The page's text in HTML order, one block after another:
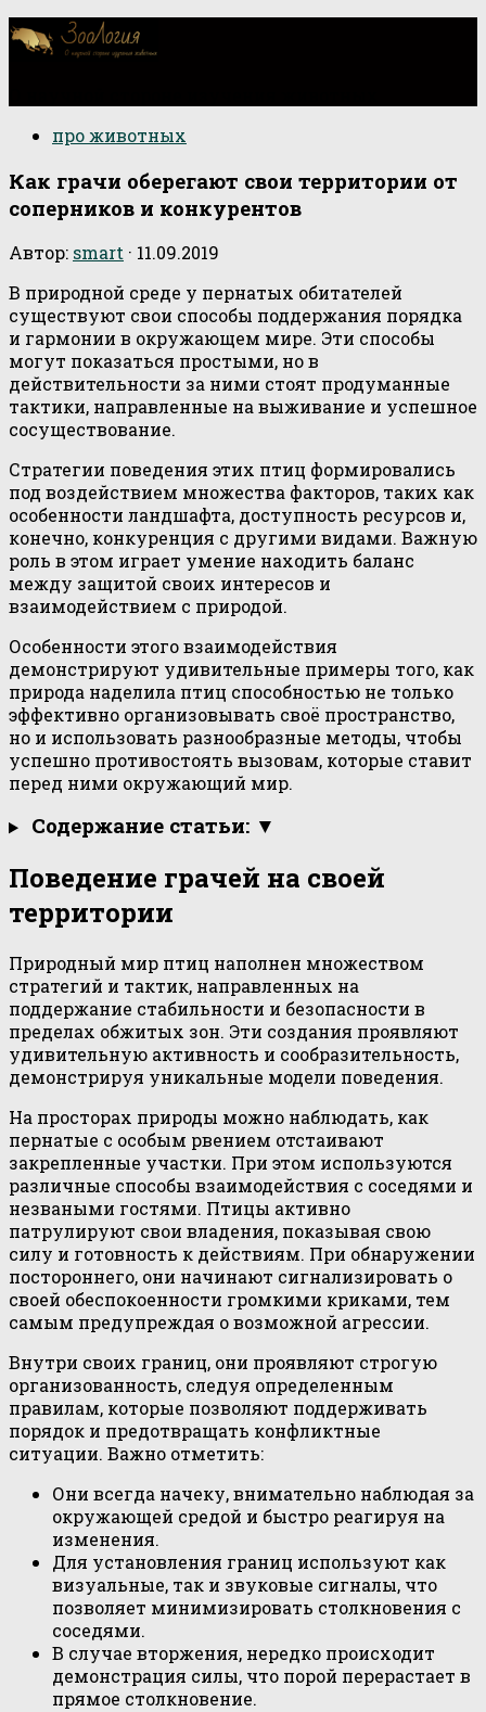
про животных
Как грачи оберегают свои территории от
соперников и конкурентов
Автор: smart · 11.09.2019
В природной среде у пернатых обитателей
существуют свои способы поддержания порядка
и гармонии в окружающем мире. Эти способы
могут показаться простыми, но в
действительности за ними стоят продуманные
тактики, направленные на выживание и успешное
сосуществование.
Стратегии поведения этих птиц формировались
под воздействием множества факторов, таких как
особенности ландшафта, доступность ресурсов и,
конечно, конкуренция с другими видами. Важную
роль в этом играет умение находить баланс
между защитой своих интересов и
взаимодействием с природой.
Особенности этого взаимодействия
демонстрируют удивительные примеры того, как
природа наделила птиц способностью не только
эффективно организовывать своё пространство,
но и использовать разнообразные методы, чтобы
успешно противостоять вызовам, которые ставит
перед ними окружающий мир.
Содержание статьи: ▼
Поведение грачей на своей
территории
Природный мир птиц наполнен множеством
стратегий и тактик, направленных на
поддержание стабильности и безопасности в
пределах обжитых зон. Эти создания проявляют
удивительную активность и сообразительность,
демонстрируя уникальные модели поведения.
На просторах природы можно наблюдать, как
пернатые с особым рвением отстаивают
закрепленные участки. При этом используются
различные способы взаимодействия с соседями и
незваными гостями. Птицы активно
патрулируют свои владения, показывая свою
силу и готовность к действиям. При обнаружении
постороннего, они начинают сигнализировать о
своей обеспокоенности громкими криками, тем
самым предупреждая о возможной агрессии.
Внутри своих границ, они проявляют строгую
организованность, следуя определенным
правилам, которые позволяют поддерживать
порядок и предотвращать конфликтные
ситуации. Важно отметить:
Они всегда начеку, внимательно наблюдая за
окружающей средой и быстро реагируя на
изменения.
Для установления границ используют как
визуальные, так и звуковые сигналы, что
позволяет минимизировать столкновения с
соседями.
В случае вторжения, нередко происходит
демонстрация силы, что порой перерастает в
прямое столкновение.